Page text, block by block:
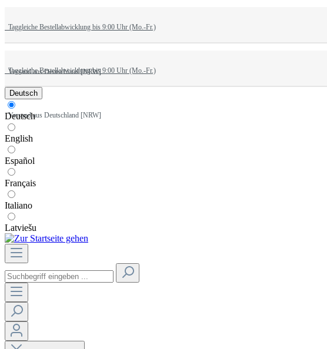
Taggleiche Bestellabwicklung bis 9:00 Uhr (Mo.-Fr.)
Versand aus Deutschland [NRW]
Taggleiche Bestellabwicklung bis 9:00 Uhr (Mo.-Fr.)
Versand aus Deutschland [NRW]
Deutsch
Deutsch
English
Español
Français
Italiano
Latviešu